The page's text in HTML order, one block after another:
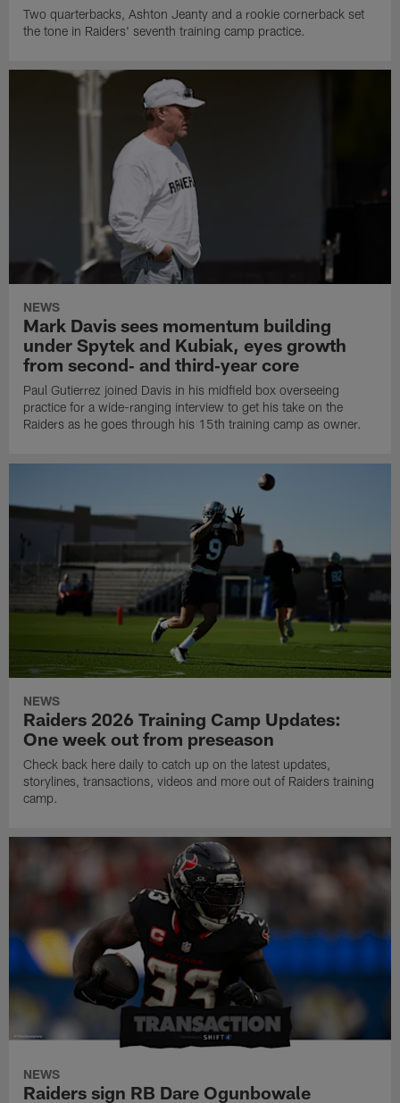
Two quarterbacks, Ashton Jeanty and a rookie cornerback set
the tone in Raiders' seventh training camp practice.
NEWS
Mark Davis sees momentum building
under Spytek and Kubiak, eyes growth
from second‑ and third‑year core
Paul Gutierrez joined Davis in his midfield box overseeing
practice for a wide-ranging interview to get his take on the
Raiders as he goes through his 15th training camp as owner.
NEWS
Raiders 2026 Training Camp Updates:
One week out from preseason
Check back here daily to catch up on the latest updates,
storylines, transactions, videos and more out of Raiders training
camp.
NEWS
Raiders sign RB Dare Ogunbowale